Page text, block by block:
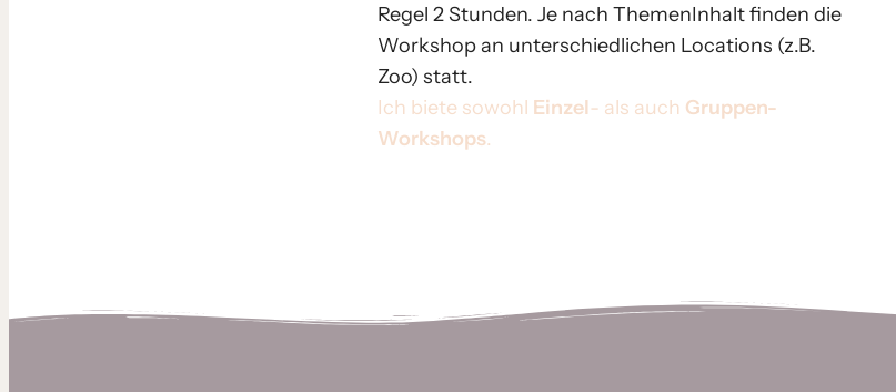
Regel 2 Stunden. Je nach ThemenInhalt fin­den die
Workshop an unter­schied­li­chen Locations (z.B.
Zoo) statt.
Ich bie­te sowohl Einzel- als auch Gruppen-
Workshops.